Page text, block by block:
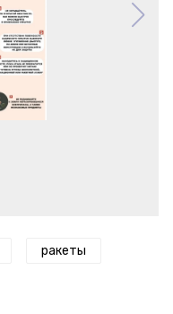
ракеты